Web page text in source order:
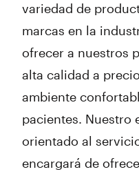
variedad de
marcas en la
ofrecer a nuestros
alta calidad a
ambiente
pacientes. Nuestro
orientado al
encargará de